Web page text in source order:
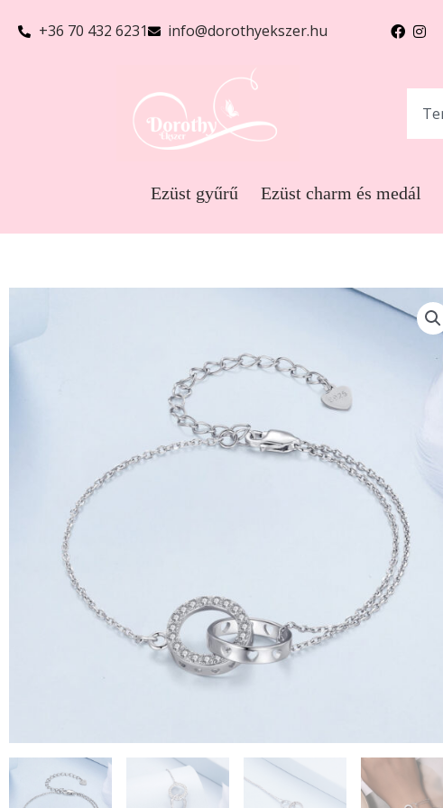
+36 70 432 6231 info@dorothyekszer.hu
Ezüst gyűrű Ezüst charm és medál